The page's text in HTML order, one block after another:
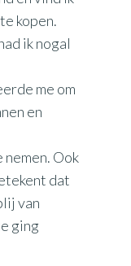
kopen.
ik nogal
me om
en
Ook
dat
van
ging